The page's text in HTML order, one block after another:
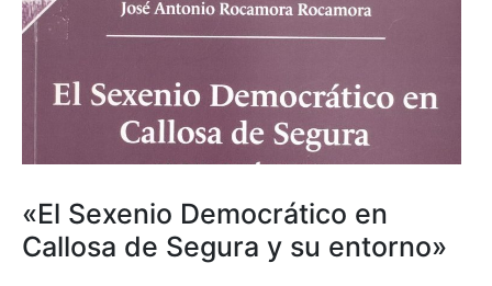
«El Sexenio Democrático en
Callosa de Segura y su entorno»